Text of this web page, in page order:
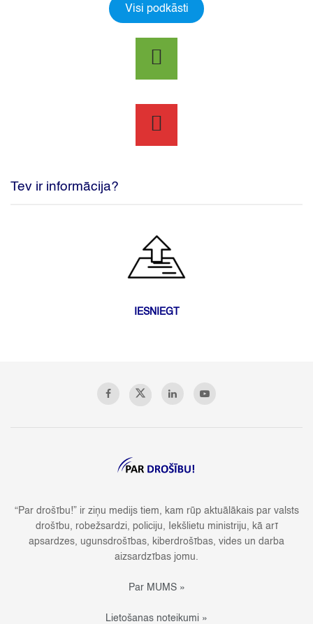
Visi podkāsti
Tev ir informācija?
IESNIEGT
“Par drošību!” ir ziņu medijs tiem, kam rūp aktuālākais par valsts
drošību, robežsardzi, policiju, Iekšlietu ministriju, kā arī
apsardzes, ugunsdrošības, kiberdrošības, vides un darba
aizsardzības jomu.
Par MUMS »
Lietošanas noteikumi »